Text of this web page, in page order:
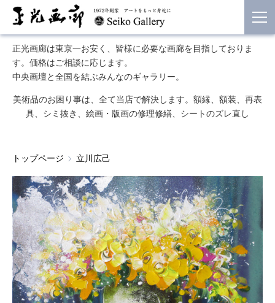
正光画廊は東京一お安く、皆様に必要な画廊を目指しておりま
す。価格はご相談に応じます。
中央画壇と全国を結ぶみんなのギャラリー。
美術品のお困り事は、全て当店で解決します。額縁、額装、再表
具、シミ抜き、絵画・版画の修理修繕、シートのズレ直し
トップページ 立川広己